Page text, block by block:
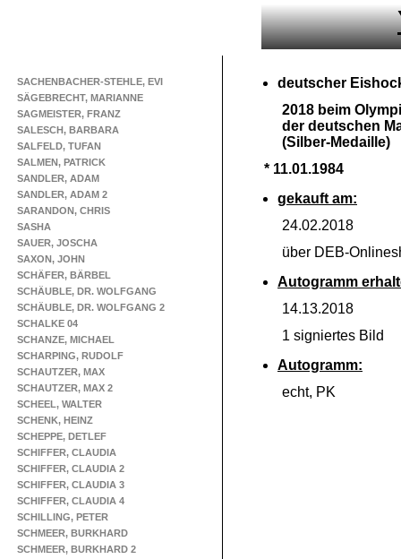
SACHENBACHER-STEHLE, EVI
SÄGEBRECHT, MARIANNE
SAGMEISTER, FRANZ
SALESCH, BARBARA
SALFELD, TUFAN
SALMEN, PATRICK
SANDLER, ADAM
SANDLER, ADAM 2
SARANDON, CHRIS
SASHA
SAUER, JOSCHA
SAXON, JOHN
SCHÄFER, BÄRBEL
SCHÄUBLE, DR. WOLFGANG
SCHÄUBLE, DR. WOLFGANG 2
SCHALKE 04
SCHANZE, MICHAEL
SCHARPING, RUDOLF
SCHAUTZER, MAX
SCHAUTZER, MAX 2
SCHEEL, WALTER
SCHENK, HEINZ
SCHEPPE, DETLEF
SCHIFFER, CLAUDIA
SCHIFFER, CLAUDIA 2
SCHIFFER, CLAUDIA 3
SCHIFFER, CLAUDIA 4
SCHILLING, PETER
SCHMEER, BURKHARD
SCHMEER, BURKHARD 2
deutscher
2018 beim
der deutschen
(Silber-Medaille)
* 11.01.1984
gekauft am:
24.02.2018
über DEB-
Autogramm
14.13.2018
1 signiertes Bild
Autogramm:
echt, PK